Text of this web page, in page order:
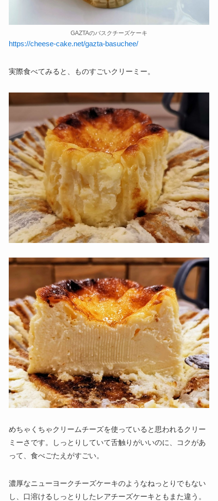
GAZTAのバスクチーズケーキ
https://cheese-cake.net/gazta-basuchee/
実際食べてみると、ものすごいクリーミー。
めちゃくちゃクリームチーズを使っていると思われるクリー
ミーさです。しっとりしていて舌触りがいいのに、コクがあ
って、食べごたえがすごい。
濃厚なニューヨークチーズケーキのようなねっとりでもない
し、口溶けるしっとりしたレアチーズケーキともまた違う。